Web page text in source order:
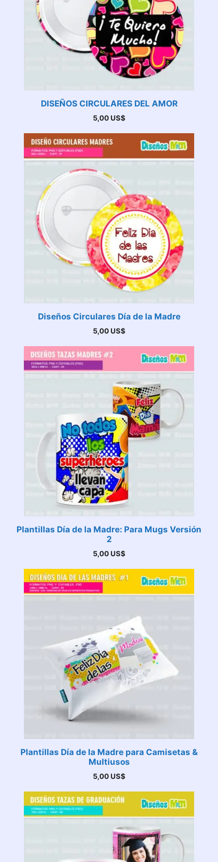
DISEÑOS CIRCULARES DEL AMOR
5,00 US$
Diseños Circulares Día de la Madre
5,00 US$
Plantillas Día de la Madre: Para Mugs Versión
2
5,00 US$
Plantillas Día de la Madre para Camisetas &
Multiusos
5,00 US$